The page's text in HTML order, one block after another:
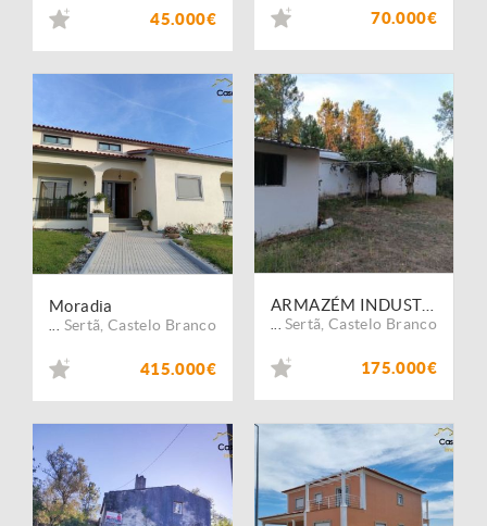
45.000€ 70.000€
Moradia
Sertã ,Castelo Branco
415.000€
Sertã ,Castelo Branco
175.000€